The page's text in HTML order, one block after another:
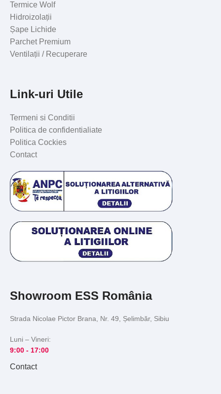
Termice Wolf
Hidroizolații
Șape Lichide
Parchet Premium
Ventilații / Recuperare
Link-uri Utile
Termeni si Conditii
Politica de confidentialiate
Politica Cockies
Contact
Showroom ESS România
Strada Nicolae Pictor Brana, Nr. 49, Șelimbăr, Sibiu
Luni – Vineri:
9:00 - 17:00
Contact